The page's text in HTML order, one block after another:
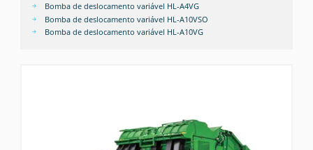
Bomba de deslocamento variável HL-A4VG
Bomba de deslocamento variável HL-A10VSO
Bomba de deslocamento variável HL-A10VG